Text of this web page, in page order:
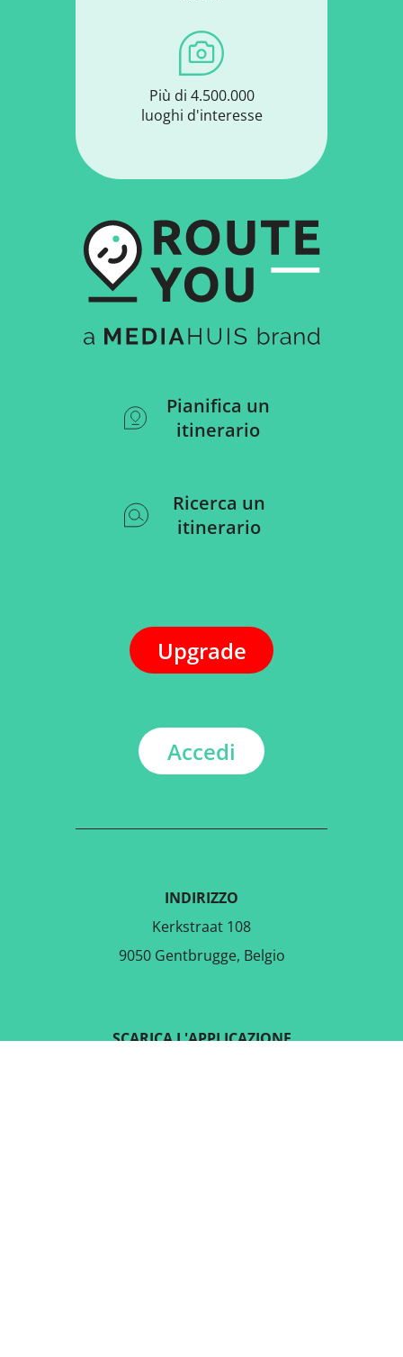
Più di 4.500.000
luoghi d'interesse
Pianifica un
itinerario
Ricerca un
itinerario
Upgrade
Accedi
INDIRIZZO
Kerkstraat 108
9050 Gentbrugge, Belgio
SCARICA L'APPLICAZIONE